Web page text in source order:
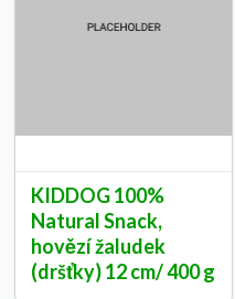
KIDDOG 100%
Natural Snack,
hovězí žaludek
(dršťky) 12 cm/ 400 g